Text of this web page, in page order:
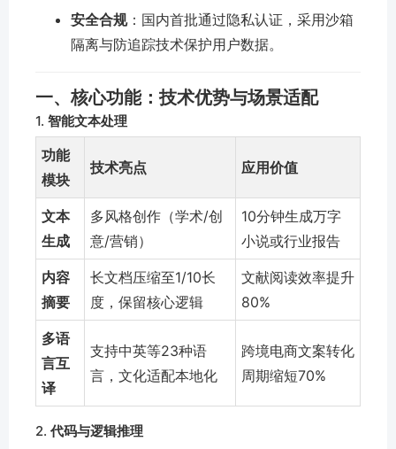
安全合规：国内首批通过隐私认证，采用沙箱
隔离与防追踪技术保护用户数据。
一、核心功能：技术优势与场景适配
1. 智能文本处理
功能
模块
技术亮点 应用价值
文本
生成
多风格创作（学术/创
意/营销）
10分钟生成万字
小说或行业报告
内容
摘要
长文档压缩至1/10长
度，保留核心逻辑
文献阅读效率提升
80%
多语
言互
译
支持中英等23种语
言，文化适配本地化
跨境电商文案转化
周期缩短70%
2. 代码与逻辑推理